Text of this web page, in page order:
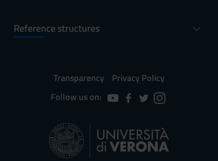
Reference structures
Transparency
Privacy Policy
Follow us on: